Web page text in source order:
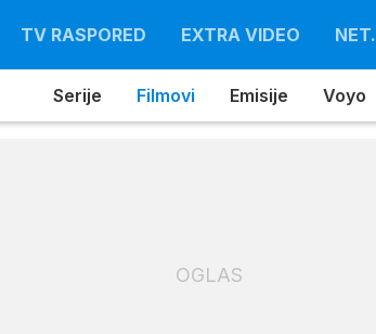
TV RASPORED EXTRA VIDEO
Serije Filmovi Emisije Voyo
OGLAS